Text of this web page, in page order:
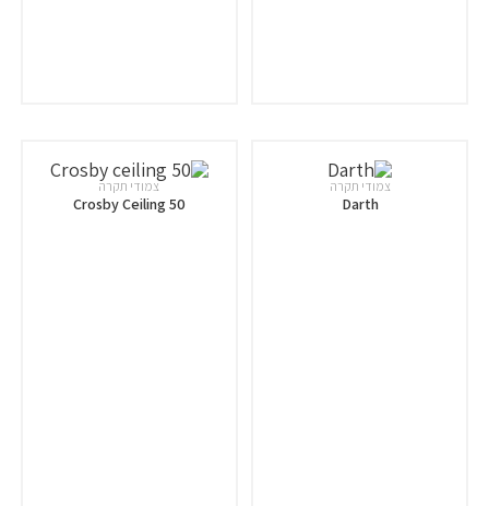
צמודי תקרה
Darth
צמודי תקרה
Crosby Ceiling 50